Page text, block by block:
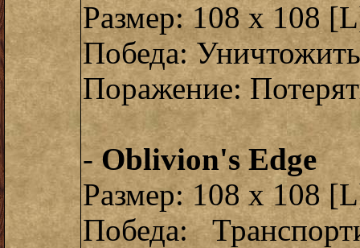
Размер: 108 x 108
Победа: Уничтожить
Поражение:
-Oblivion's Edge
Размер: 108 x 108
Победа: